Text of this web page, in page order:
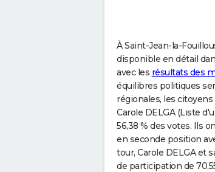
À Saint-Jean-la-
disponible en détail
avec les résultats des
équilibres politiques
régionales, les
Carole DELGA (Liste
56,38 % des votes. Ils
en seconde position
tour, Carole DELGA et
de participation de